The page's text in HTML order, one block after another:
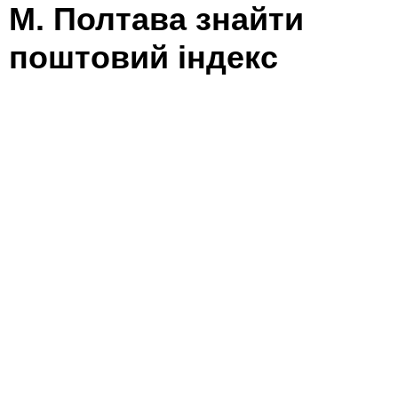
м. Полтава знайти
поштовий індекс